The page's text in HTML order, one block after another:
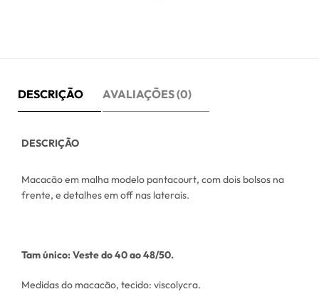
DESCRIÇÃO AVALIAÇÕES (0)
DESCRIÇÃO
Macacão em malha modelo pantacourt, com dois bolsos na
frente, e detalhes em off nas laterais.
Tam único: Veste do 40 ao 48/50.
Medidas do macacão, tecido: viscolycra.